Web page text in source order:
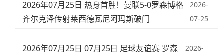
2026年07月25日 热身首胜！曼联5-0罗森博格
齐尔克泽传射莱西德瓦尼阿玛斯破门
2026-
07-25
2026年07月25日 07月25日 足球友谊赛 罗森
2026-